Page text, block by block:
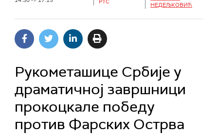
НЕДЕЉКОВИЋ
Рукометашице Србије у
драматичној завршници
прокоцкале победу
против Фарских Острва